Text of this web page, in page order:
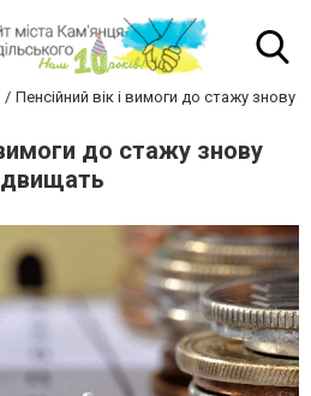
Пенсійний вік і вимоги до стажу знову
вимоги до стажу знову